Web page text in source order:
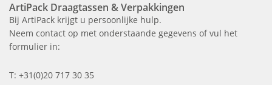
ArtiPack Draagtassen & Verpakkingen
Bij ArtiPack krijgt u persoonlijke hulp.
Neem contact op met onderstaande gegevens of vul het
formulier in:
T: +31(0)20 717 30 35